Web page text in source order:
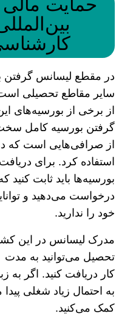
حمایت مالی
در مقطع لیسانس گرفتن
سایر مقاطع تحصیلی
از برخی از بورسیه‌های
از صرافی‌هایی است که
استفاده کرد. برای
بورسیه‌ها باید ثابت
درخواست می‌دهید و
خود را ندارید.
کار دریافت کنید. اگر به
به احتمال زیاد شغلی
کمک می‌کنید.